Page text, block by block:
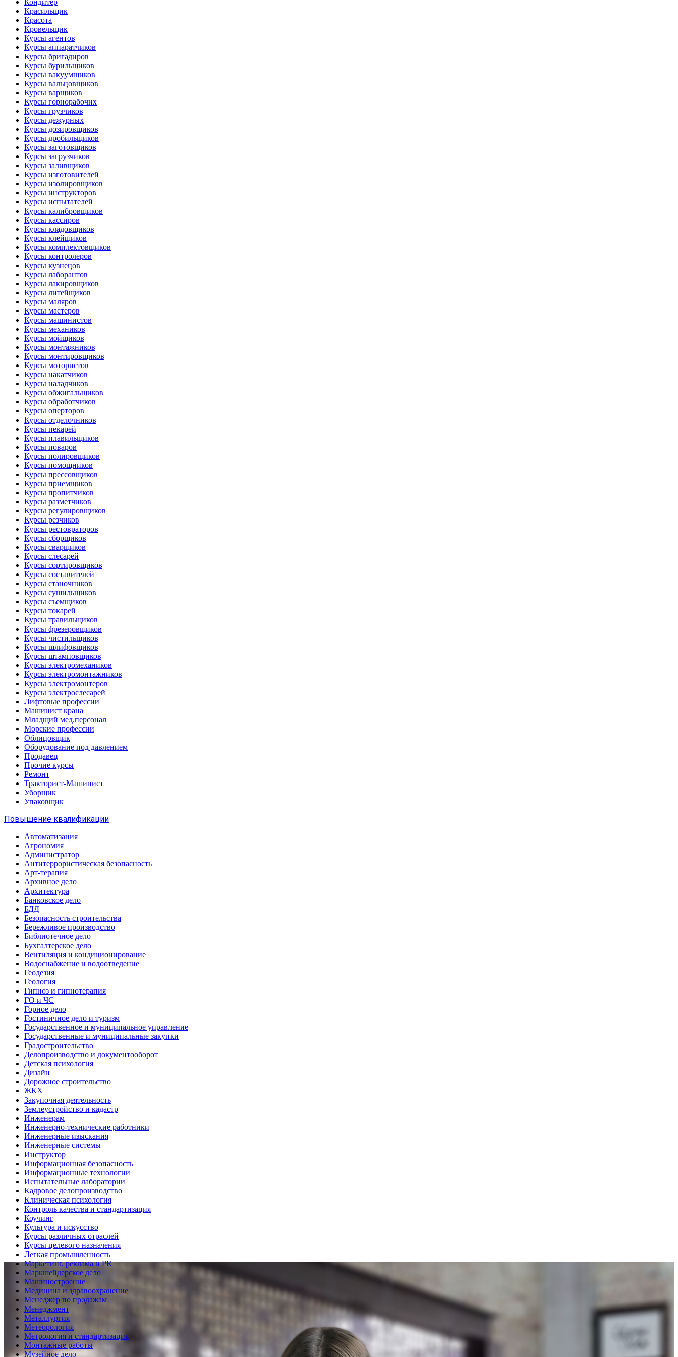
Кондитер
Красильщик
Красота
Кровельщик
Курсы агентов
Курсы аппаратчиков
Курсы бригадиров
Курсы бурильщиков
Курсы вакуумщиков
Курсы вальцовщиков
Курсы варщиков
Курсы горнорабочих
Курсы грузчиков
Курсы дежурных
Курсы дозировщиков
Курсы дробильщиков
Курсы заготовщиков
Курсы загрузчиков
Курсы заливщиков
Курсы изготовителей
Курсы изолировщиков
Курсы инструкторов
Курсы испытателей
Курсы калибровщиков
Курсы кассиров
Курсы кладовщиков
Курсы клейщиков
Курсы комплектовщиков
Курсы контролеров
Курсы кузнецов
Курсы лаборантов
Курсы лакировщиков
Курсы литейщиков
Курсы маляров
Курсы мастеров
Курсы машинистов
Курсы механиков
Курсы мойщиков
Курсы монтажников
Курсы монтировщиков
Курсы мотористов
Курсы накатчиков
Курсы наладчиков
Курсы обжигальщиков
Курсы обработчиков
Курсы оперторов
Курсы отделочников
Курсы пекарей
Курсы плавильщиков
Курсы поваров
Курсы полировщиков
Курсы помощников
Курсы прессовщиков
Курсы приемщиков
Курсы пропитчиков
Курсы разметчиков
Курсы регулировщиков
Курсы резчиков
Курсы рестовраторов
Курсы сборщиков
Курсы сварщиков
Курсы слесарей
Курсы сортировщиков
Курсы составителей
Курсы станочников
Курсы сушильщиков
Курсы съемщиков
Курсы токарей
Курсы травильщиков
Курсы фрезеровщиков
Курсы чистильщиков
Курсы шлифовщиков
Курсы штамповщиков
Курсы электромехаников
Курсы электромонтажников
Курсы электромонтеров
Курсы электрослесарей
Лифтовые профессии
Машинист крана
Младщий мед.персонал
Морские профессии
Облицовщик
Оборудование под давлением
Продавец
Прочие курсы
Ремонт
Тракторист-Машинист
Уборщик
Упаковщик
Повышение квалификации
Автоматизация
Агрономия
Администратор
Антитеррористическая безопасность
Арт-терапия
Архивное дело
Архитектура
Банковское дело
БДД
Безопасность строительства
Бережливое производство
Библиотечное дело
Бухгалтерское дело
Вентиляция и кондиционирование
Водоснабжение и водоотведение
Геодезия
Геология
Гипноз и гипнотерапия
ГО и ЧС
Горное дело
Гостиничное дело и туризм
Государственное и муниципальное управление
Государственные и муниципальные закупки
Градостроительство
Делопроизводство и документооборот
Детская психология
Дизайн
Дорожное строительство
ЖКХ
Закупочная деятельность
Землеустройство и кадастр
Инженерам
Инженерно-технические работники
Инженерные изыскания
Инженерные системы
Инструктор
Информационная безопасность
Информационные технологии
Испытательные лаборатории
Кадровое делопроизводство
Клиническая психология
Контроль качества и стандартизация
Коучинг
Культура и искусство
Курсы различных отраслей
Курсы целевого назначения
Легкая промышленность
Маркетинг, реклама и PR
Маркшейдерское дело
Машиностроение
Медицина и здравоохранение
Менеджер по продажам
Менеджмент
Металлургия
Метеорология
Метрология и стандартизация
Монтажные работы
Музейное дело